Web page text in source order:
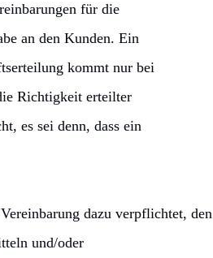
für die
an den Kunden. Ein
kommt nur bei
Richtigkeit erteilter
es sei denn, dass ein
dazu verpflichtet, den
und/oder